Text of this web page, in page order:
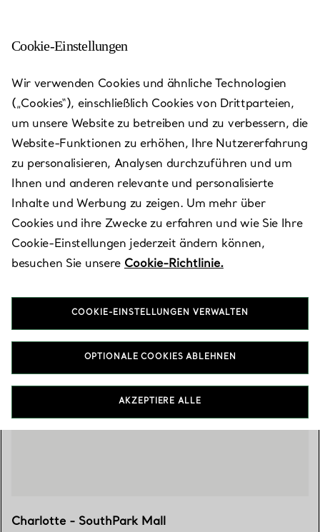
Charlotte - SouthPark Mall
Heute bis 20:00 geöffnet
VEREINBAREN SIE EINEN TERMIN
Verfügbare Leistungen
(704) 365-7773
Besuchen Sie uns
Charlotte - SouthPark Mall
Cookie-Einstellungen
Wir verwenden Cookies und ähnliche Technologien
(„Cookies“), einschließlich Cookies von Drittparteien,
um unsere Website zu betreiben und zu verbessern, die
Website-Funktionen zu erhöhen, Ihre Nutzererfahrung
zu personalisieren, Analysen durchzuführen und um
Ihnen und anderen relevante und personalisierte
Inhalte und Werbung zu zeigen. Um mehr über
Cookies und ihre Zwecke zu erfahren und wie Sie Ihre
Cookie-Einstellungen jederzeit ändern können,
besuchen Sie unsere Cookie-Richtlinie.
COOKIE-EINSTELLUNGEN VERWALTEN
OPTIONALE COOKIES ABLEHNEN
AKZEPTIERE ALLE